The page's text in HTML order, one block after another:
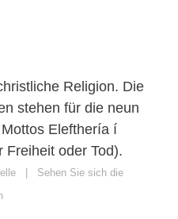
Religion. Die
stehen für die neun
Elefthería í
Freiheit oder Tod).
| Sehen Sie sich die